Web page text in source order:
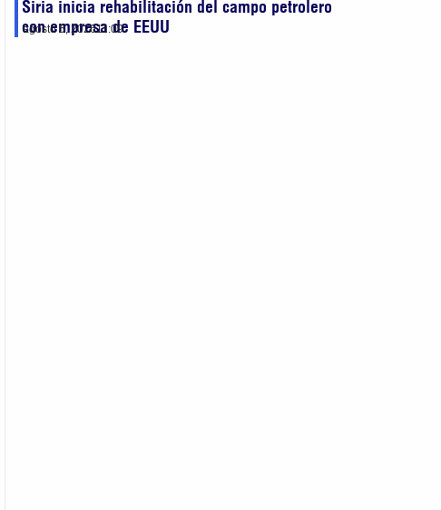
Siria inicia rehabilitación del campo petrolero
con empresa de EEUU
agosto 5, 202611:09